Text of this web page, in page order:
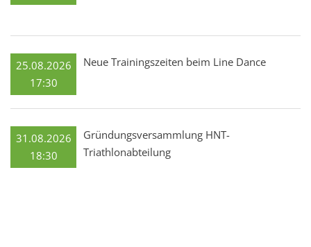
25.08.2026
17:30
Neue Trainingszeiten beim Line Dance
31.08.2026
18:30
Gründungsversammlung HNT-
Triathlonabteilung